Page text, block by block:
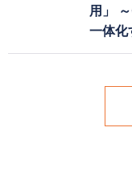
用」
一体化